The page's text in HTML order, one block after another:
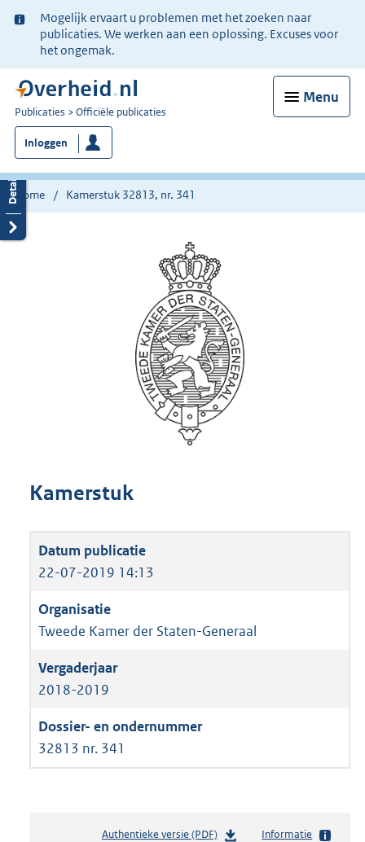
Ter
informatie:
Mogelijk ervaart u problemen met het zoeken naar
publicaties. We werken aan een oplossing. Excuses voor
het ongemak.
Menu
U
bent
nu
hier:
Publicaties Officiële publicaties
Inloggen
Home Kamerstuk 32813, nr. 341
Kamerstuk
22-07-2019 14:13
Tweede Kamer der Staten-Generaal
2018-2019
32813 nr. 341
Authentieke versie (PDF)b
Informatie